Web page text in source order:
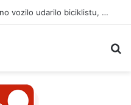
Teška nesreća u Ilijašu: Teretno vozilo udarilo biciklistu, 75-godišnjak zadržan u bolnici